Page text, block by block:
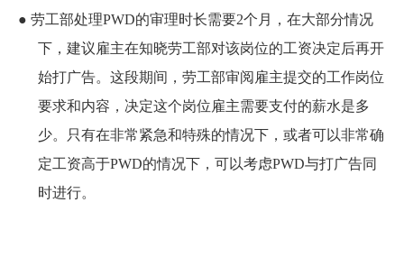
● 劳工部处理PWD的审理时长需要2个月，在大部分情况
下，建议雇主在知晓劳工部对该岗位的工资决定后再开
始打广告。这段期间，劳工部审阅雇主提交的工作岗位
要求和内容，决定这个岗位雇主需要支付的薪水是多
少。只有在非常紧急和特殊的情况下，或者可以非常确
定工资高于PWD的情况下，可以考虑PWD与打广告同
时进行。